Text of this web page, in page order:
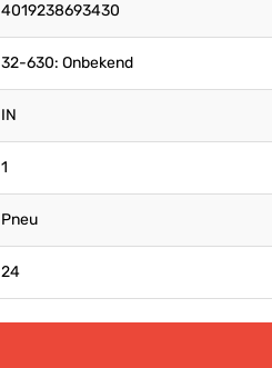
4019238693430
32-630: Onbekend
IN
1
Pneu
24